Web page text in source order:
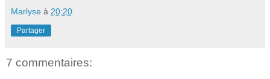
Marlyse à 20:20
Partager
7 commentaires: